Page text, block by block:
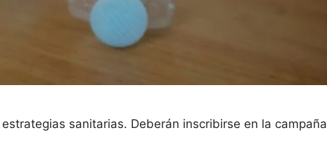
sanitarias. Deberán inscribirse en la campaña